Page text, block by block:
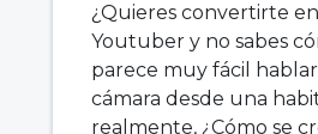
¿Quieres convertirte
Youtuber y no sabes
parece muy fácil
cámara desde una
realmente, ¿Cómo se